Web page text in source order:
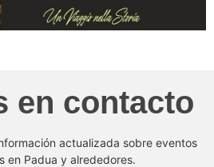
en contacto
actualizada sobre eventos
en Padua y alrededores.